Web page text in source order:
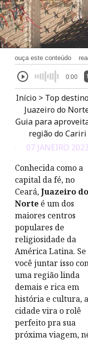
ouça este conteúdo
0:00
Início> Top
Juazeiro do
Guia para
região do Cariri
07 JANEIRO 2023
Conhecida como a
capital da fé, no
Ceará,Juazeiro do
Norte é um dos
maiores centros
populares de
religiosidade da
América Latina. Se
você juntar isso
uma região linda
demais e rica em
história e cultura, a
cidade vira o rolê
perfeito pra sua
próxima viagem,